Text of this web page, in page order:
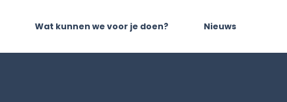
Wat kunnen we voor je doen? Nieuws